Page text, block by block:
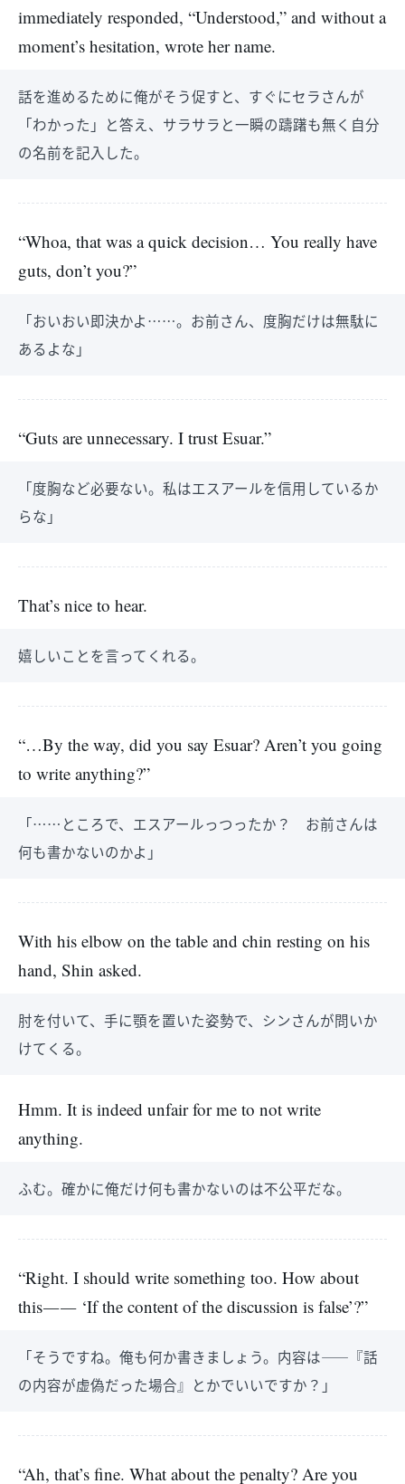
immediately responded, “Understood,” and without a
moment’s hesitation, wrote her name.
話を進めるために俺がそう促すと、すぐにセラさんが
「わかった」と答え、サラサラと一瞬の躊躇も無く自分
の名前を記入した。
“Whoa, that was a quick decision… You really have
guts, don’t you?”
「おいおい即決かよ……。お前さん、度胸だけは無駄に
あるよな」
“Guts are unnecessary. I trust Esuar.”
「度胸など必要ない。私はエスアールを信用しているか
らな」
That’s nice to hear.
嬉しいことを言ってくれる。
“…By the way, did you say Esuar? Aren’t you going
to write anything?”
「……ところで、エスアールっつったか？ お前さんは
何も書かないのかよ」
With his elbow on the table and chin resting on his
hand, Shin asked.
肘を付いて、手に顎を置いた姿勢で、シンさんが問いか
けてくる。
Hmm. It is indeed unfair for me to not write
anything.
ふむ。確かに俺だけ何も書かないのは不公平だな。
“Right. I should write something too. How about
this―― ‘If the content of the discussion is false’?”
「そうですね。俺も何か書きましょう。内容は――『話
の内容が虚偽だった場合』とかでいいですか？」
“Ah, that’s fine. What about the penalty? Are you